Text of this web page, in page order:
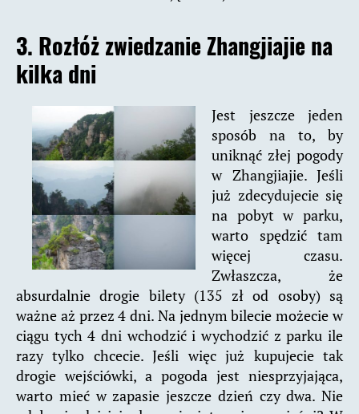
3. Rozłóż zwiedzanie Zhangjiajie na
kilka dni
Jest jeszcze jeden
sposób na to, by
uniknąć złej pogody
w Zhangjiajie. Jeśli
już zdecydujecie się
na pobyt w parku,
warto spędzić tam
więcej czasu.
Zwłaszcza, że
absurdalnie drogie bilety (135 zł od osoby) są
ważne aż przez 4 dni. Na jednym bilecie możecie w
ciągu tych 4 dni wchodzić i wychodzić z parku ile
razy tylko chcecie. Jeśli więc już kupujecie tak
drogie wejściówki, a pogoda jest niesprzyjająca,
warto mieć w zapasie jeszcze dzień czy dwa. Nie